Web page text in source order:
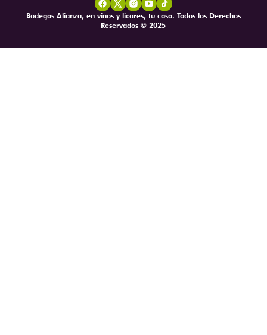
Bodegas Alianza, en vinos y licores, tu casa. Todos los Derechos
Reservados © 2025